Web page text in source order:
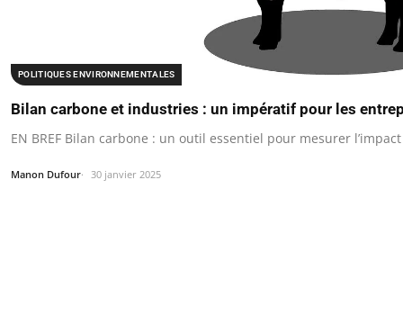
POLITIQUES ENVIRONNEMENTALES
Bilan carbone et industries : un impératif pour les
EN BREF Bilan carbone : un outil essentiel pour mesurer
Manon Dufour 30 janvier 2025